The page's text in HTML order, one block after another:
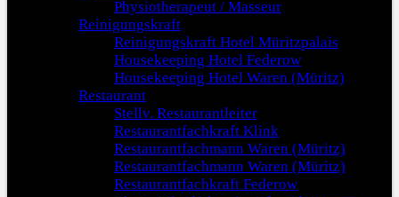
Physiotherapeut / Masseur
Reinigungskraft
Reinigungskraft Hotel Müritzpalais
Housekeeping Hotel Federow
Housekeeping Hotel Waren (Müritz)
Restaurant
Stellv. Restaurantleiter
Restaurantfachkraft Klink
Restaurantfachmann Waren (Müritz)
Restaurantfachmann Waren (Müritz)
Restaurantfachkraft Federow